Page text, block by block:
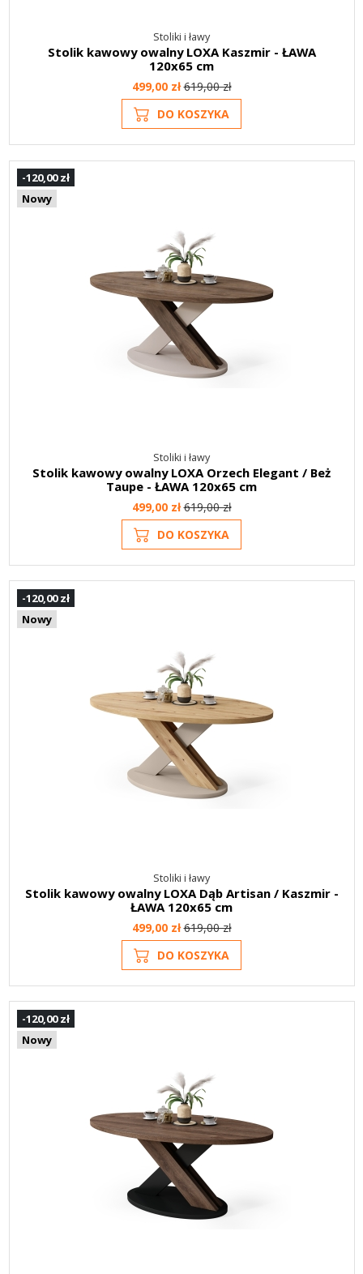
Stoliki i ławy
Stolik kawowy owalny LOXA Kaszmir - ŁAWA
120x65 cm
499,00 zł619,00 zł
DO KOSZYKA
-120,00 zł
Nowy
Stoliki i ławy
Stolik kawowy owalny LOXA Orzech Elegant / Beż
Taupe - ŁAWA 120x65 cm
499,00 zł619,00 zł
DO KOSZYKA
-120,00 zł
Nowy
Stoliki i ławy
Stolik kawowy owalny LOXA Dąb Artisan / Kaszmir -
ŁAWA 120x65 cm
499,00 zł619,00 zł
DO KOSZYKA
-120,00 zł
Nowy